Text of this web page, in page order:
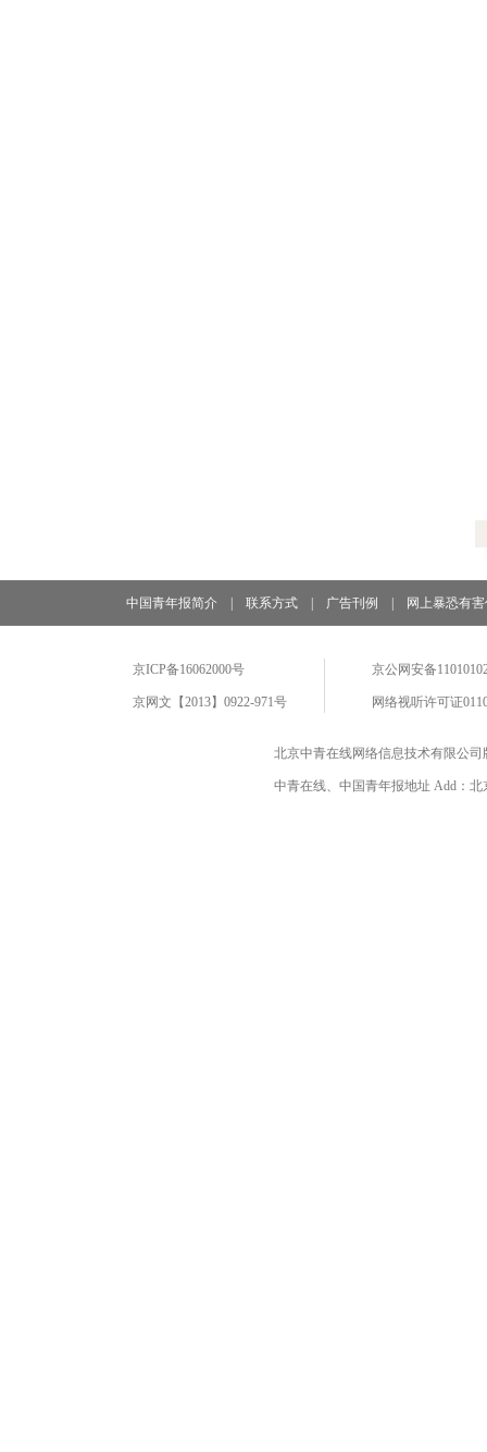
中国青年报简介 联系方式 广告刊例 网上暴恐有
京ICP备16062000号
京网文【2013】0922-971号
京公网安备
网络视听许可证
北京中青在线网络信息技术有限公
中青在线、中国青年报地址 Add：北